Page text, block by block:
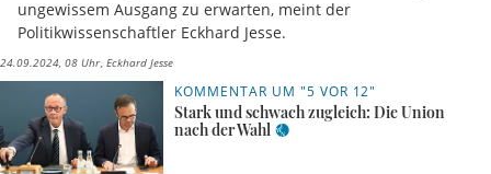
ungewissem Ausgang zu erwarten, meint der
Politikwissenschaftler Eckhard Jesse.
24.09.2024, 08 Uhr Eckhard Jesse
KOMMENTAR UM "5 VOR 12"
Stark und schwach zugleich: Die Union
nach der Wahl